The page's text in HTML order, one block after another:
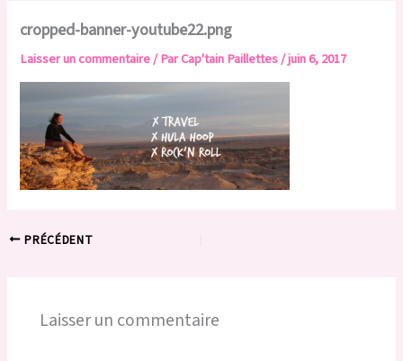
cropped-banner-youtube22.png
Laisser un commentaire/ ParCap'tain Paillettes/juin 6, 2017
PRÉCÉDENT
Laisser un commentaire